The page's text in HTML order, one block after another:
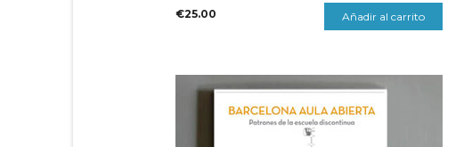
€25.00 Añadir al carrito